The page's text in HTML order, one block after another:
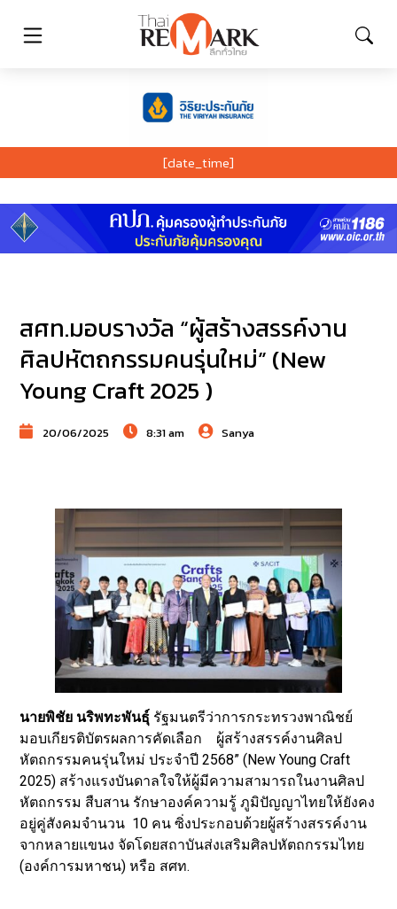
[date_time]
สศท.มอบรางวัล “ผู้สร้างสรรค์งาน
ศิลปหัตถกรรมคนรุ่นใหม่” (New
Young Craft 2025 )
20/06/2025 8:31 am Sanya
นายพิชัย นริพทะพันธุ์ รัฐมนตรีว่าการกระทรวงพาณิชย์
มอบเกียรติบัตรผลการคัดเลือก ผู้สร้างสรรค์งานศิลป
หัตถกรรมคนรุ่นใหม่ ประจำปี 2568” (New Young Craft
2025) สร้างแรงบันดาลใจให้ผู้มีความสามารถในงานศิลป
หัตถกรรม สืบสาน รักษาองค์ความรู้ ภูมิปัญญาไทยให้ยังคง
อยู่คู่สังคมจำนวน 10 คน ซิ่งประกอบด้วยผู้สร้างสรรค์งาน
จากหลายแขนง จัดโดยสถาบันส่งเสริมศิลปหัตถกรรมไทย
(องค์การมหาชน) หรือ สศท.